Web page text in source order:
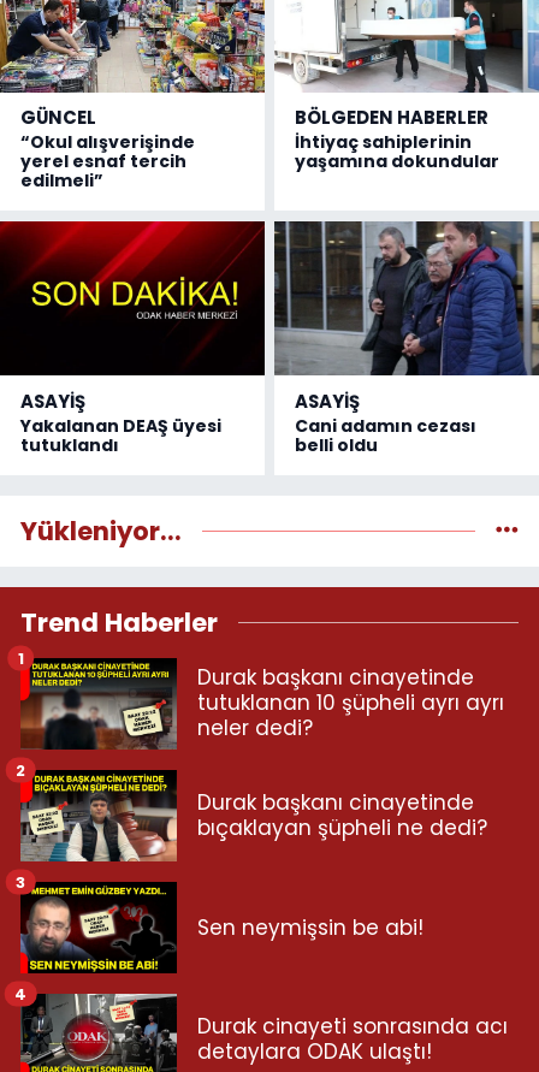
GÜNCEL
“Okul alışverişinde
yerel esnaf tercih
edilmeli”
BÖLGEDEN HABERLER
İhtiyaç sahiplerinin
yaşamına dokundular
ASAYİŞ
Yakalanan DEAŞ üyesi
tutuklandı
ASAYİŞ
Cani adamın cezası
belli oldu
Yükleniyor...
Trend Haberler
Durak başkanı cinayetinde
tutuklanan 10 şüpheli ayrı ayrı
neler dedi?
1
Durak başkanı cinayetinde
bıçaklayan şüpheli ne dedi?
2
Sen neymişsin be abi!
3
Durak cinayeti sonrasında acı
detaylara ODAK ulaştı!
4